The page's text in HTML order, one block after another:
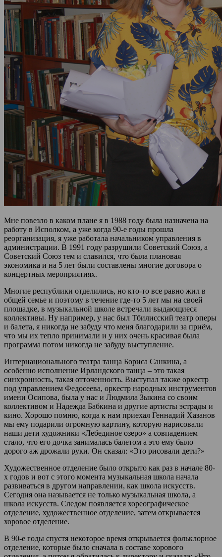
Мне повезло в каком плане я в 1988 году была назначена на
работу в Исполком, а уже когда 90-е годы прошла
реорганизация, я уже работала начальником управления в
администрации. В 1991 году разрушили Советский Союз, а
Советский Союз тем и славился, что была плановая
экономика и на 5 лет были составлены многие договора о
концертных мероприятиях.
Многие республики отделились, но кто-то все равно жил в
общей семье и поэтому в течение где-то 5 лет мы на своей
площадке, в музыкальной школе встречали выдающиеся
коллективы. Ну например, у нас был Тбилисский театр оперы
и балета, я никогда не забуду что меня благодарили за приём,
что мы их тепло принимали и у них очень красивая была
программа потом никогда не забуду выступление.
Интернационального театра танца Бориса Санкина, а
особенно исполнение Ирландского танца – это такая
синхронность, такая отточенность. Выступал также оркестр
под управлением Федосеева, оркестр народных инструментов
имени Осипова, была у нас и Людмила Зыкина со своим
коллективом и Надежда Бабкина и другие артисты эстрады и
кино. Хорошо помню, когда к нам приехал Геннадий Хазанов
мы ему подарили огромную картину, которую нарисовали
наши дети художники «Лебединое озеро» а совпадением
стало, что его дочка занималась балетом а это ему было
дорого аж дрожали руки. Он сказал: «Это рисовали дети?»
Художественное отделение было открыто как раз в начале 80-
х годов и вот с этого момента музыкальная школа начала
развиваться в другом направлении, как школа искусств.
Сегодня она называется не только музыкальная школа, а
школа искусств. Следом появляется хореографическое
отделение, художественное отделение, затем открывается
хоровое отделение.
В 90-е годы спустя некоторое время открывается фольклорное
отделение, которые было сначала в составе хорового